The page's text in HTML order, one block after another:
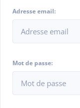
Adresse email:
Mot de passe: